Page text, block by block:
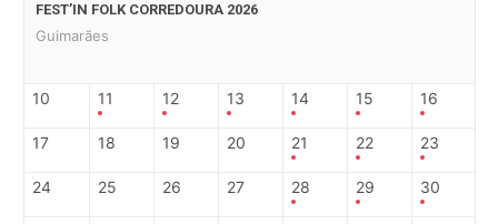
FEST’IN FOLK CORREDOURA 2026
Guimarães
10 11 12 13 14 15 16
17 18 19 20 21 22 23
24 25 26 27 28 29 30